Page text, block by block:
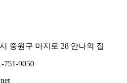
중원구 마지로 28 안나의 집
751-9050